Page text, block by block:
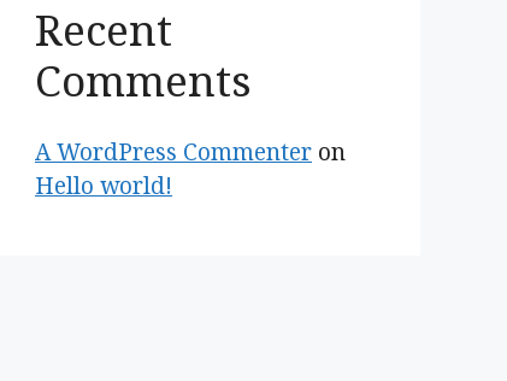
Recent
Comments
A WordPress Commenter on
Hello world!